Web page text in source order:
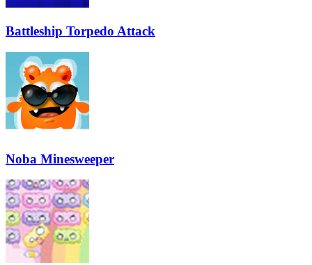
Battleship Torpedo Attack
Noba Minesweeper